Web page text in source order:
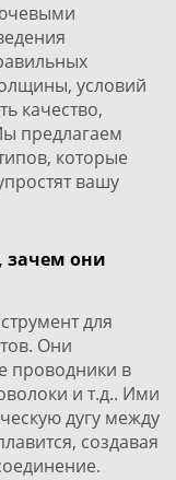
условий
качество,
предлагаем
которые
вашу
зачем они
для
Они
проводники в
и т.д.. Ими
дугу между
создавая